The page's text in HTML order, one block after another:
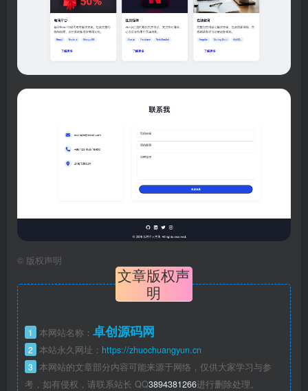
© 版权声明
文章版权声
明
1 本网站名称： 卓创源码网
2 本站永久网址： https://zhuochuangyun.cn
3 本网站的文章部分内容可能来源于网络，仅供大家学习与参
考，如有侵权，请联系站长 QQ3894381266进行删除处理。